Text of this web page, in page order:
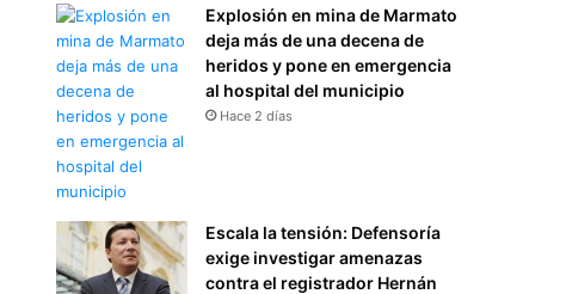
Explosión en mina de Marmato
deja más de una decena de
heridos y pone en emergencia
al hospital del municipio
Hace 2 días
Escala la tensión: Defensoría
exige investigar amenazas
contra el registrador Hernán